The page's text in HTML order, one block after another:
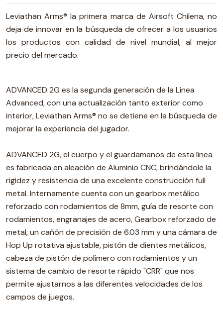
Leviathan Arms® la primera marca de Airsoft Chilena, no
deja de innovar en la búsqueda de ofrecer a los usuarios
los productos con calidad de nivel mundial, al mejor
precio del mercado.
ADVANCED 2G es la segunda generación de la Línea
Advanced, con una actualización tanto exterior como
interior, Leviathan Arms® no se detiene en la búsqueda de
mejorar la experiencia del jugador.
ADVANCED 2G, el cuerpo y el guardamanos de esta línea
es fabricada en aleación de Aluminio CNC, brindándole la
rigidez y resistencia de una excelente construcción full
metal. Internamente cuenta con un gearbox metálico
reforzado con rodamientos de 8mm, guía de resorte con
rodamientos, engranajes de acero, Gearbox reforzado de
metal, un cañón de precisión de 6.03 mm y una cámara de
Hop Up rotativa ajustable, pistón de dientes metálicos,
cabeza de pistón de polímero con rodamientos y un
sistema de cambio de resorte rápido "CRR" que nos
permite ajustarnos a las diferentes velocidades de los
campos de juegos.